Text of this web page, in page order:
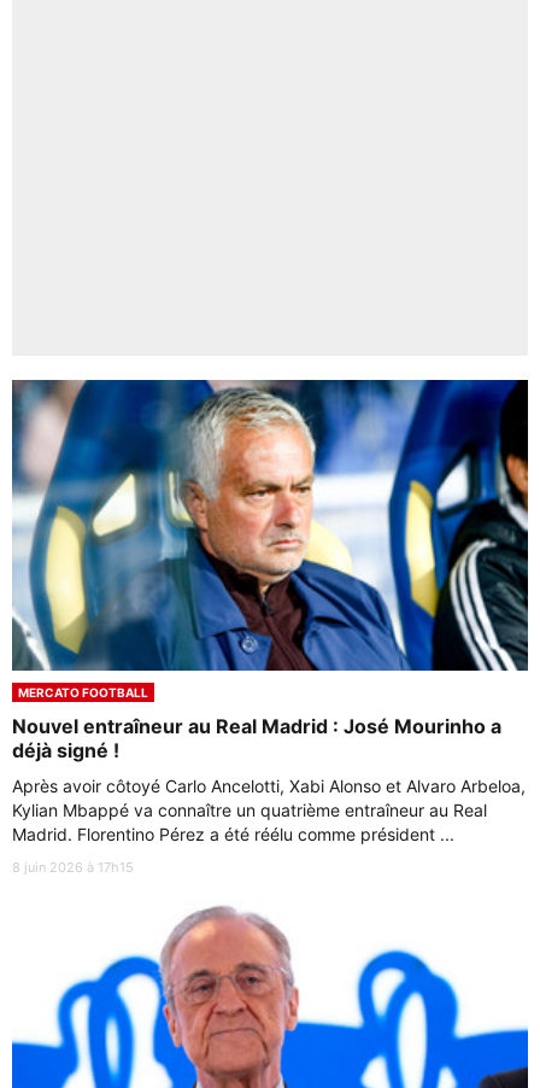
MERCATO FOOTBALL
Nouvel entraîneur au Real Madrid : José Mourinho a
déjà signé !
Après avoir côtoyé Carlo Ancelotti, Xabi Alonso et Alvaro Arbeloa,
Kylian Mbappé va connaître un quatrième entraîneur au Real
Madrid. Florentino Pérez a été réélu comme président ...
8 juin 2026 à 17h15